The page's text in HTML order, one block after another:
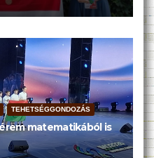
TEHETSÉGGONDOZÁS
matematikából is